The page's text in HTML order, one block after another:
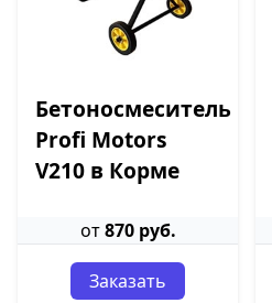
Бетоносмеситель
Profi Motors
V210 в Корме
от870 руб.
Заказать